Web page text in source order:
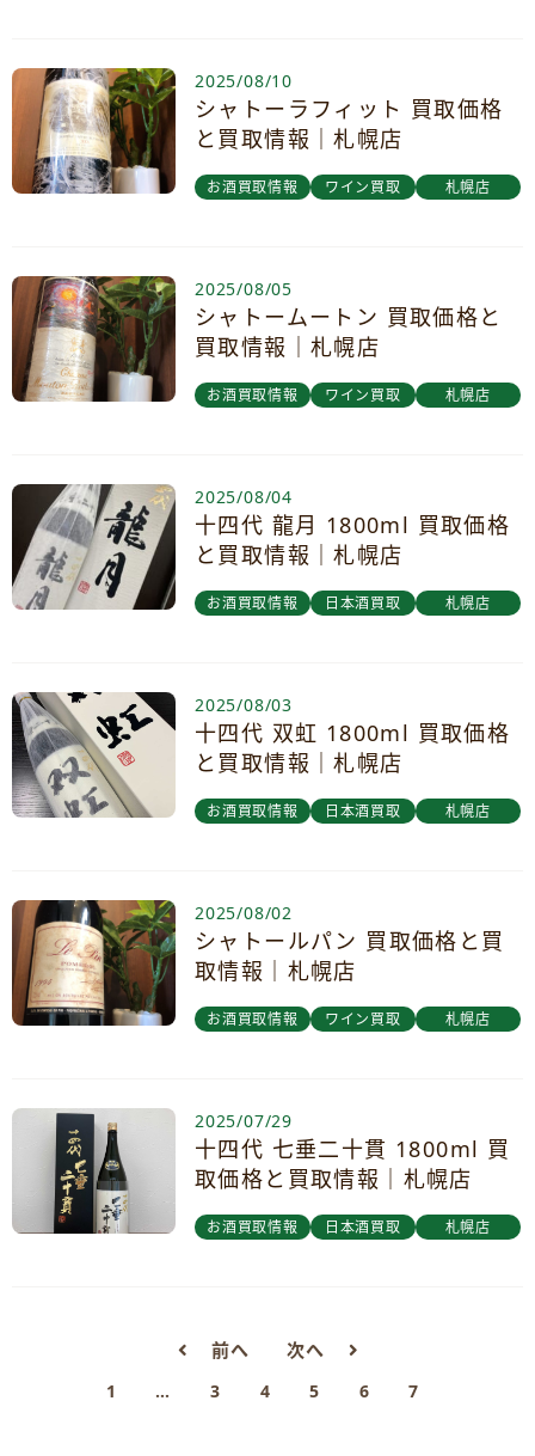
2025/08/10
シャトーラフィット 買取価格
と買取情報｜札幌店
お酒買取情報 ワイン買取 札幌店
2025/08/05
シャトームートン 買取価格と
買取情報｜札幌店
お酒買取情報 ワイン買取 札幌店
2025/08/04
十四代 龍月 1800ml 買取価格
と買取情報｜札幌店
お酒買取情報 日本酒買取 札幌店
2025/08/03
十四代 双虹 1800ml 買取価格
と買取情報｜札幌店
お酒買取情報 日本酒買取 札幌店
2025/08/02
シャトールパン 買取価格と買
取情報｜札幌店
お酒買取情報 ワイン買取 札幌店
2025/07/29
十四代 七垂二十貫 1800ml 買
取価格と買取情報｜札幌店
お酒買取情報 日本酒買取 札幌店
前へ 次へ
1 … 3 4 5 6 7